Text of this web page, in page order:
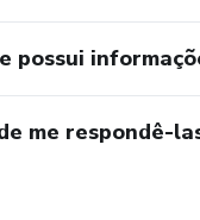
possui
me respondê-